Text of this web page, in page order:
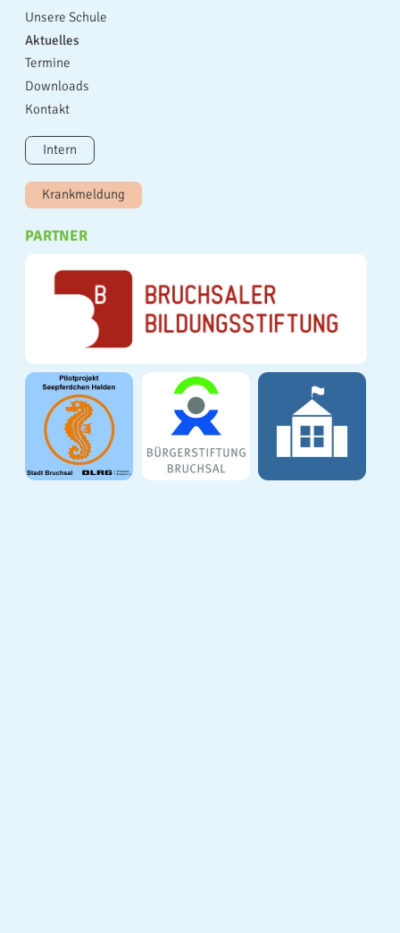
Unsere Schule
Aktuelles
Termine
Downloads
Kontakt
Intern
Krankmeldung
PARTNER